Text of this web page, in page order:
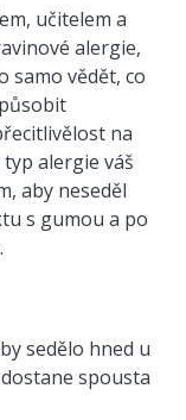
učitelem a
alergie,
samo vědět, co
na
alergie váš
aby neseděl
s gumou a po
sedělo hned u
spousta